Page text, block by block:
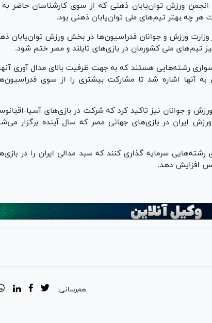
ورزش توان‌یابان ذهنی که از سوی کارشناسان حاضر به
هر چه بهتر تیم‌های ملی توان‌یابان ذهنی بود.
وزارت ورزش و جوانان فدراسیون‌ها در بخش ورزش توان‌یابان
تیم‌های ملی کشورمان در بازی‌های تایلند و مصر ختم شود.
سواری رشته‌هایی هستند که به جهت ظرفیت بالای مدال آوری آنها
آنها اشاره شد تا مشارکت بیشتری را از سوی
ورزش و جوانان نیز تاکید کرد که شرکت در بازی‌های آسیا-
ایران در بازی‌های جهانی مصر که سال آینده برگزار
رشته‌هایی سرمایه گذاری کنند که سبد مدالی ایران را در
هم‌رسانی: